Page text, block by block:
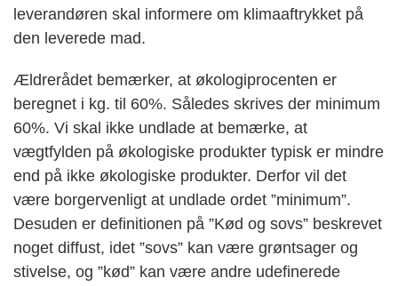
leverandøren skal informere om klimaaftrykket på
den leverede mad.
Ældrerådet bemærker, at økologiprocenten er
beregnet i kg. til 60%. Således skrives der minimum
60%. Vi skal ikke undlade at bemærke, at
vægtfylden på økologiske produkter typisk er mindre
end på ikke økologiske produkter. Derfor vil det
være borgervenligt at undlade ordet ”minimum”.
Desuden er definitionen på ”Kød og sovs” beskrevet
noget diffust, idet ”sovs” kan være grøntsager og
stivelse, og ”kød” kan være andre udefinerede